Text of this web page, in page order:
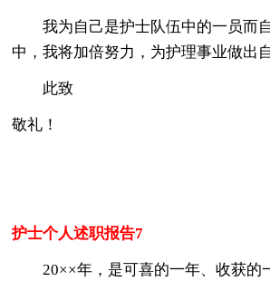
我为自己是护士队伍中的一员而
中，我将加倍努力，为护理事业做出
此致
敬礼！
护士个人述职报告7
20××年，是可喜的一年、收获的